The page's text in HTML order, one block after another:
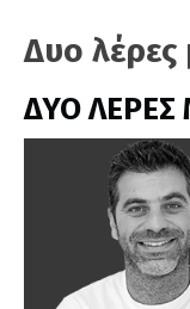
Δυο
ΔΥΟ